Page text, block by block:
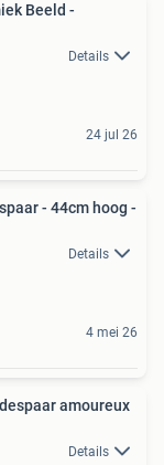
Beeld -
Details
24 jul 26
- 44cm hoog -
Details
4 mei 26
amoureux
Details